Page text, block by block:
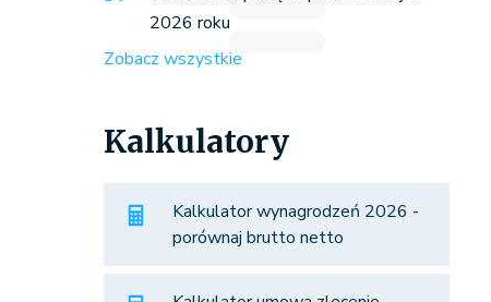
2026 roku
Zobacz wszystkie
Kalkulatory
Kalkulator wynagrodzeń 2026 -
porównaj brutto netto